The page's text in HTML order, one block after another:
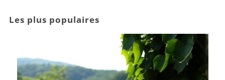
Les plus populaires